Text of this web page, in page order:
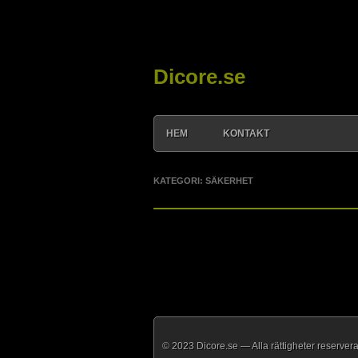
Dicore.se
HEM KONTAKT
KATEGORI: SÄKERHET
© 2023 Dicore.se — Alla rättigheter